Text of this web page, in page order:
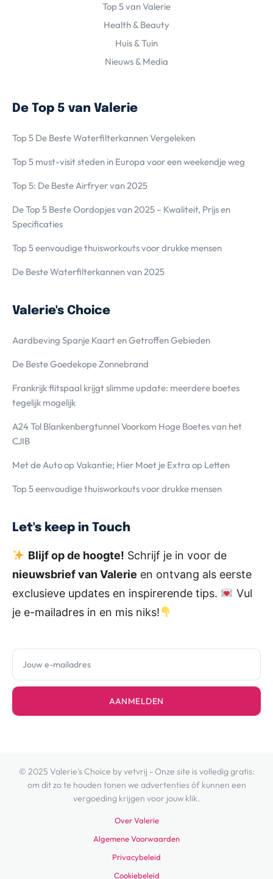
Top 5 van Valerie
Health & Beauty
Huis & Tuin
Nieuws & Media
De Top 5 van Valerie
Top 5 De Beste Waterfilterkannen Vergeleken
Top 5 must-visit steden in Europa voor een weekendje weg
Top 5: De Beste Airfryer van 2025
De Top 5 Beste Oordopjes van 2025 – Kwaliteit, Prijs en
Specificaties
Top 5 eenvoudige thuisworkouts voor drukke mensen
De Beste Waterfilterkannen van 2025
Valerie's Choice
Aardbeving Spanje Kaart en Getroffen Gebieden
De Beste Goedekope Zonnebrand
Frankrijk flitspaal krijgt slimme update: meerdere boetes
tegelijk mogelijk
A24 Tol Blankenbergtunnel Voorkom Hoge Boetes van het
CJIB
Met de Auto op Vakantie; Hier Moet je Extra op Letten
Top 5 eenvoudige thuisworkouts voor drukke mensen
Let's keep in Touch
Blijf op de hoogte! Schrijf je in voor de
nieuwsbrief van Valerie en ontvang als eerste
exclusieve updates en inspirerende tips.
Vul
je e-mailadres in en mis niks!
AANMELDEN
© 2025 Valerie's Choice by vetvrij - Onze site is volledig gratis:
om dit zo te houden tonen we advertenties óf kunnen een
vergoeding krijgen voor jouw klik.
Over Valerie
Algemene Voorwaarden
Privacybeleid
Cookiebeleid